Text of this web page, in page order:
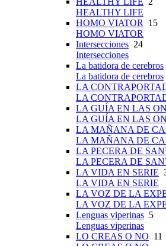
HEALTHY LIFE
HOMO VIATOR
15
HOMO VIATOR
Intersecciones 24
Intersecciones
La batidora de cerebros
La batidora de cerebros
LA
LA
LA GUÍA EN LAS
LA GUÍA EN LAS
LA MAÑANA DE
LA MAÑANA DE
LA PECERA DE
LA PECERA DE
LA VIDA EN SERIE
LA VIDA EN SERIE
LA VOZ DE LA
LA VOZ DE LA
Lenguas viperinas 5
Lenguas viperinas
LO CREAS O NO 11